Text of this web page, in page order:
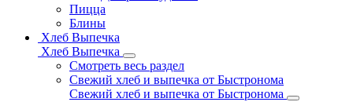
Пицца
Блины
Хлеб Выпечка
Хлеб Выпечка
Смотреть весь раздел
Свежий хлеб и выпечка от Быстронома
Свежий хлеб и выпечка от Быстронома